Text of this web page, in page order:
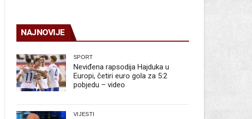
NAJNOVIJE
SPORT
Neviđena rapsodija Hajduka u
Europi, četiri euro gola za 5:2
pobjedu – video
VIJESTI